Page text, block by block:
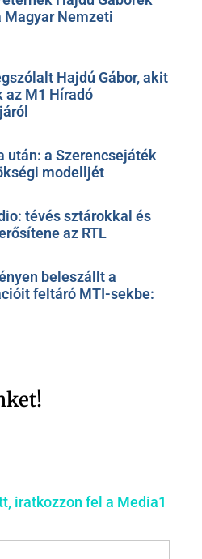
Nemzeti
Hajdú Gábor, akit
az M1 Híradó
után: a Szerencsejáték
modelljét
tévés sztárokkal és
az RTL
beleszállt a
feltáró MTI-sekbe:
iratkozzon fel a Media1